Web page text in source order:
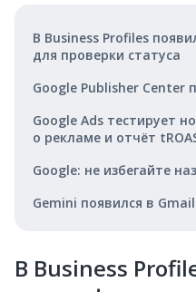
В Business Profiles
для проверки статуса
Google Publisher Center
Google Ads тестирует
о рекламе и отчёт
Google: не избегайте
Gemini появился в Gmail
В Business